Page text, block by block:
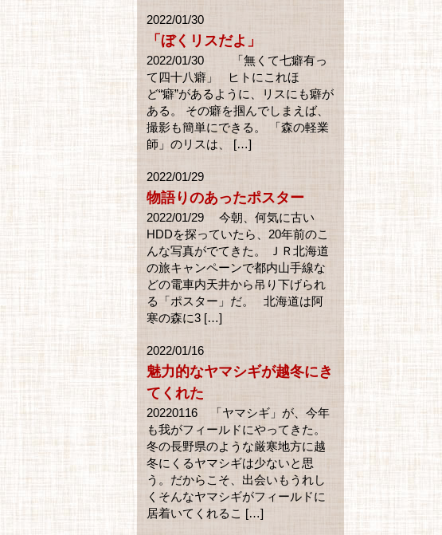
2022/01/30
「ぼくリスだよ」
2022/01/30 「無くて七癖有っ
て四十八癖」 ヒトにこれほ
ど“癖”があるように、リスにも癖が
ある。 その癖を掴んでしまえば、
撮影も簡単にできる。 「森の軽業
師」のリスは、 […]
2022/01/29
物語りのあったポスター
2022/01/29 今朝、何気に古い
HDDを探っていたら、20年前のこ
んな写真がでてきた。 ＪＲ北海道
の旅キャンペーンで都内山手線な
どの電車内天井から吊り下げられ
る「ポスター」だ。 北海道は阿
寒の森に3 […]
2022/01/16
魅力的なヤマシギが越冬にき
てくれた
20220116 「ヤマシギ」が、今年
も我がフィールドにやってきた。
冬の長野県のような厳寒地方に越
冬にくるヤマシギは少ないと思
う。だからこそ、出会いもうれし
くそんなヤマシギがフィールドに
居着いてくれるこ […]